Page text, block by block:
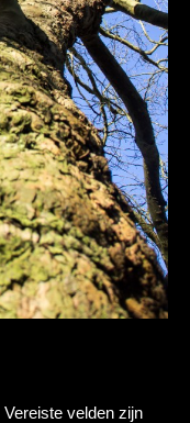
Vereiste velden zijn